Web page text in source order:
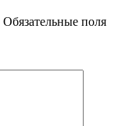
Обязательные поля